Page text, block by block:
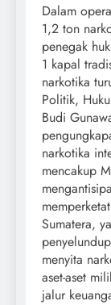
Dalam
1,2 ton
penegak
1 kapal
narkotika
Politik,
Budi
narkotika
mencakup
Sumatera,
menyita
aset-aset
jalur